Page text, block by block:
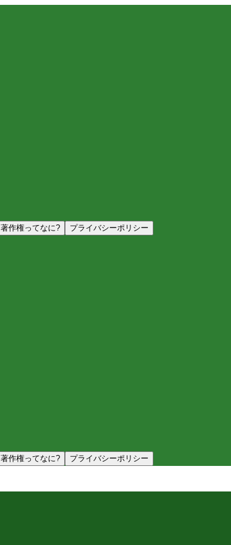
著作権ってなに? プライバシーポリシー
著作権ってなに? プライバシーポリシー